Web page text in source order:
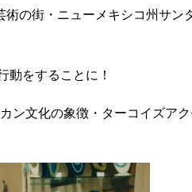
術の街・ニューメキシコ州サン
動をすることに！
ン文化の象徴・ターコイズア